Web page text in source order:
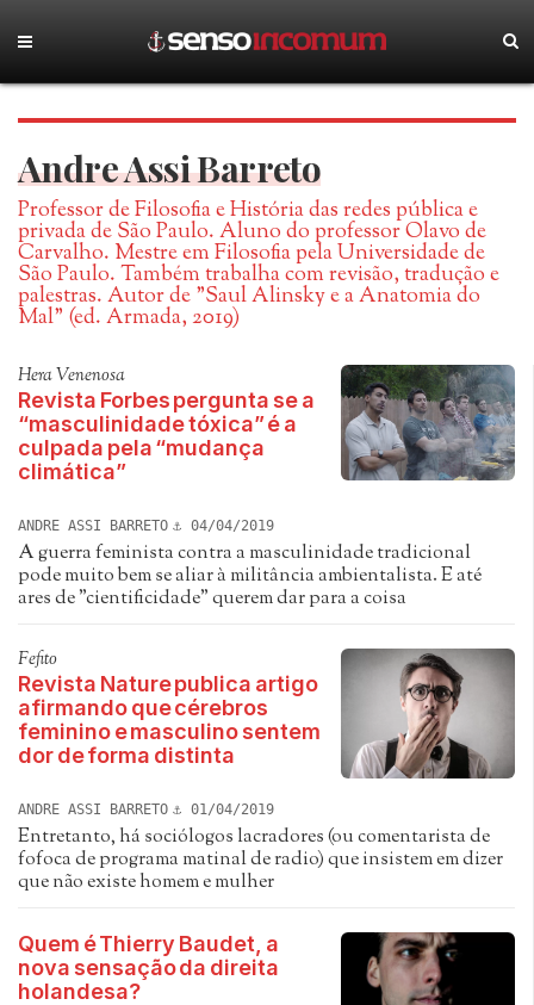
Andre Assi Barreto
Professor de Filosofia e História das redes pública e
privada de São Paulo. Aluno do professor Olavo de
Carvalho. Mestre em Filosofia pela Universidade de
São Paulo. Também trabalha com revisão, tradução e
palestras. Autor de "Saul Alinsky e a Anatomia do
Mal" (ed. Armada, 2019)
Hera Venenosa
Revista Forbes pergunta se a
“masculinidade tóxica” é a
culpada pela “mudança
climática”
ANDRE ASSI BARRETO 04/04/2019
A guerra feminista contra a masculinidade tradicional
pode muito bem se aliar à militância ambientalista. E até
ares de "cientificidade" querem dar para a coisa
Fefito
Revista Nature publica artigo
afirmando que cérebros
feminino e masculino sentem
dor de forma distinta
ANDRE ASSI BARRETO 01/04/2019
Entretanto, há sociólogos lacradores (ou comentarista de
fofoca de programa matinal de radio) que insistem em dizer
que não existe homem e mulher
Quem é Thierry Baudet, a
nova sensação da direita
holandesa?